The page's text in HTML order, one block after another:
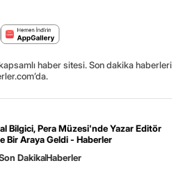
haber sitesi. Son dakika haberleri
Bilgici, Pera Müzesi'nde Yazar Editör
Bir Araya Geldi - Haberler
DakikaHaberler